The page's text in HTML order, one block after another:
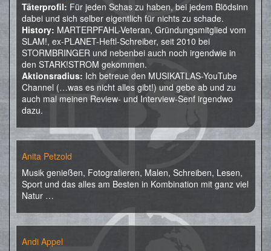
Täterprofil: Für jeden Schas zu haben, bei jedem Blödsinn
dabei und sich selber eigentlich für nichts zu schade.
History: MARTERPFAHL-Veteran, Gründungsmitglied vom
SLAM!, ex-PLANET-Heftl-Schreiber, seit 2010 bei
STORMBRINGER und nebenbei auch noch irgendwie in
den STARK!STROM gekommen.
Aktionsradius: Ich betreue den MUSIKATLAS-YouTube
Channel (…was es nicht alles gibt!) und gebe ab und zu
auch mal meinen Review- und Interview-Senf irgendwo
dazu.
Anita Petzold
Musik genießen, Fotografieren, Malen, Schreiben, Lesen,
Sport und das alles am Besten in Kombination mit ganz viel
Natur …
Andi Appel